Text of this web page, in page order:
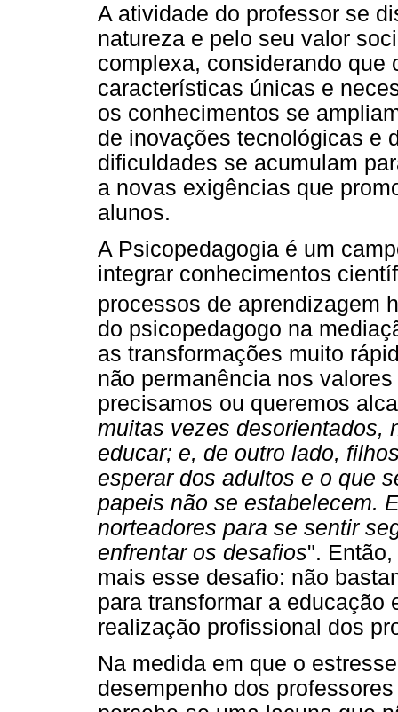
A atividade do professor se
natureza e pelo seu valor
complexa, considerando que
características únicas e
os conhecimentos se
de inovações tecnológicas e
dificuldades se acumulam
a novas exigências que
alunos.
A Psicopedagogia é um
integrar conhecimentos
processos de aprendizagem
do psicopedagogo na
as transformações muito
não permanência nos
precisamos ou queremos
muitas vezes desorientados,
educar; e, de outro lado,
esperar dos adultos e o que
papeis não se estabelecem.
norteadores para se sentir
enfrentar os desafios".
mais esse desafio: não
para transformar a educação
realização profissional dos
Na medida em que o
desempenho dos